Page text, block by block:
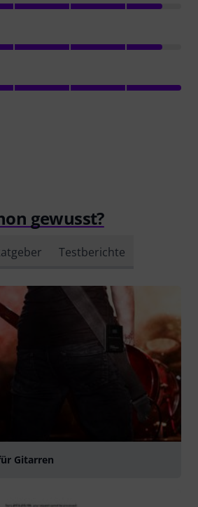
gewusst?
Testberichte
Gitarren